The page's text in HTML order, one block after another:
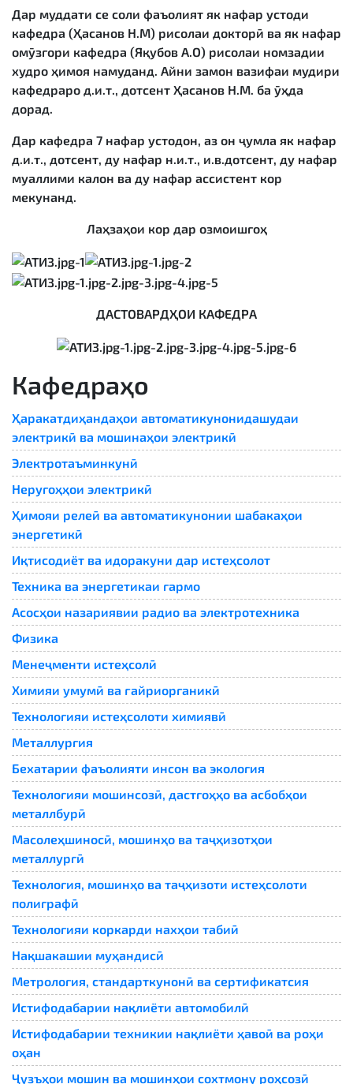
Дар муддати се соли фаъолият як нафар устоди
кафедра (Ҳасанов Н.М) рисолаи докторӣ ва як нафар
омӯзгори кафедра (Яқубов А.О) рисолаи номзадии
худро ҳимоя намуданд. Айни замон вазифаи мудири
кафедраро д.и.т., дотсент Ҳасанов Н.М. ба ӯҳда
дорад.
Дар кафедра 7 нафар устодон, аз он ҷумла як нафар
д.и.т., дотсент, ду нафар н.и.т., и.в.дотсент, ду нафар
муаллими калон ва ду нафар ассистент кор
мекунанд.
Лаҳзаҳои кор дар озмоишгоҳ
ДАСТОВАРДҲОИ КАФЕДРА
Кафедраҳо
Ҳаракатдиҳандаҳои автоматикунонидашудаи
электрикӣ ва мошинаҳои электрикӣ
Электротаъминкунӣ
Неругоҳҳои электрикӣ
Ҳимояи релеӣ ва автоматикунонии шабакаҳои
энергетикӣ
Иқтисодиёт ва идоракуни дар истеҳсолот
Техника ва энергетикаи гармо
Асосҳои назариявии радио ва электротехника
Физика
Менеҷменти истеҳсолӣ
Химияи умумӣ ва ғайриорганикӣ
Технологияи истеҳсолоти химиявӣ
Металлургия
Бехатарии фаъолияти инсон ва экология
Технологияи мошинсозӣ, дастгоҳҳо ва асбобҳои
металлбурӣ
Масолеҳшиносӣ, мошинҳо ва таҷҳизотҳои
металлургӣ
Технология, мошинҳо ва таҷҳизоти истеҳсолоти
полиграфӣ
Технологияи коркарди нахҳои табиӣ
Нақшакашии муҳандисӣ
Метрология, стандарткунонӣ ва сертификатсия
Истифодабарии нақлиёти автомобилӣ
Истифодабарии техникии нақлиёти ҳавоӣ ва роҳи
оҳан
Ҷузъҳои мошин ва мошинҳои сохтмону роҳсозӣ